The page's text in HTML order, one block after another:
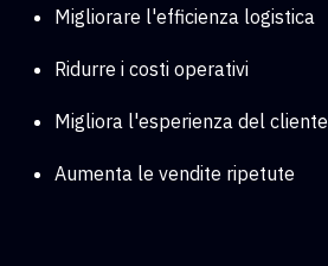
Migliorare l'efficienza logistica
Ridurre i costi operativi
Migliora l'esperienza del cliente
Aumenta le vendite ripetute